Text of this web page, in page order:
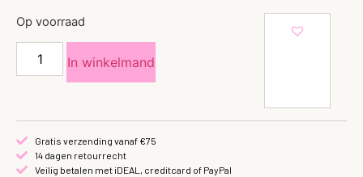
Op voorraad
In winkelmand
Gratis verzending vanaf €75
14 dagen retourrecht
Veilig betalen met iDEAL, creditcard of PayPal